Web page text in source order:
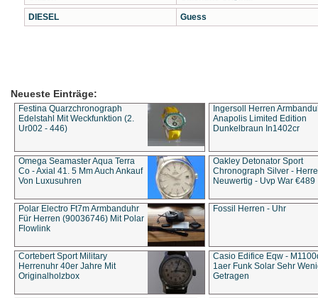
DIESEL Guess
Neueste Einträge:
Festina Quarzchronograph
Edelstahl Mit Weckfunktion (2.
Ur002 - 446)
Ingersoll Herren
Anapolis Limited Edition
Dunkelbraun In1402cr
Omega Seamaster Aqua Terra
Co - Axial 41. 5 Mm Auch Ankauf
Von Luxusuhren
Oakley Detonator Sport
Chronograph Silver -
Neuwertig - Uvp War €489
Polar Electro Ft7m Armbanduhr
Für Herren (90036746) Mit Polar
Flowlink
Fossil Herren - Uhr
Cortebert Sport Military
Herrenuhr 40er Jahre Mit
Originalholzbox
Casio Edifice Eqw -
1aer Funk Solar Sehr
Getragen